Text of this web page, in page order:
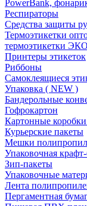
PowerBank,
Респираторы
Средства защиты
Термоэтикетки
термоэтикетки
Принтеры этикеток
Риббоны
Самоклеящиеся
Упаковка ( NEW )
Бандерольные
Гофрокартон
Картонные
Курьерские пакеты
Мешки
Упаковочная
Зип-пакеты
Упаковочные
Лента
Пергаментная